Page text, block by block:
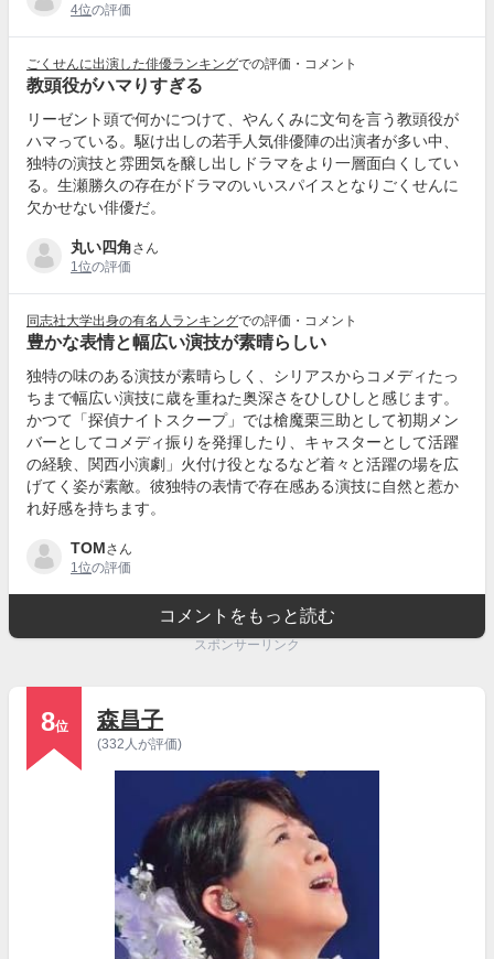
4位の評価
ごくせんに出演した俳優ランキングでの評価・コメント
教頭役がハマりすぎる
リーゼント頭で何かにつけて、やんくみに文句を言う教頭役が
ハマっている。駆け出しの若手人気俳優陣の出演者が多い中、
独特の演技と雰囲気を醸し出しドラマをより一層面白くしてい
る。生瀬勝久の存在がドラマのいいスパイスとなりごくせんに
欠かせない俳優だ。
丸い四角さん
1位の評価
同志社大学出身の有名人ランキングでの評価・コメント
豊かな表情と幅広い演技が素晴らしい
独特の味のある演技が素晴らしく、シリアスからコメディたっ
ちまで幅広い演技に歳を重ねた奥深さをひしひしと感じます。
かつて「探偵ナイトスクープ」では槍魔栗三助として初期メン
バーとしてコメディ振りを発揮したり、キャスターとして活躍
の経験、関西小演劇」火付け役となるなど着々と活躍の場を広
げてく姿が素敵。彼独特の表情で存在感ある演技に自然と惹か
れ好感を持ちます。
TOMさん
1位の評価
コメントをもっと読む
スポンサーリンク
8位 森昌子
(332人が評価)